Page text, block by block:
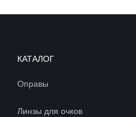
КАТАЛОГ
Оправы
Линзы для очков